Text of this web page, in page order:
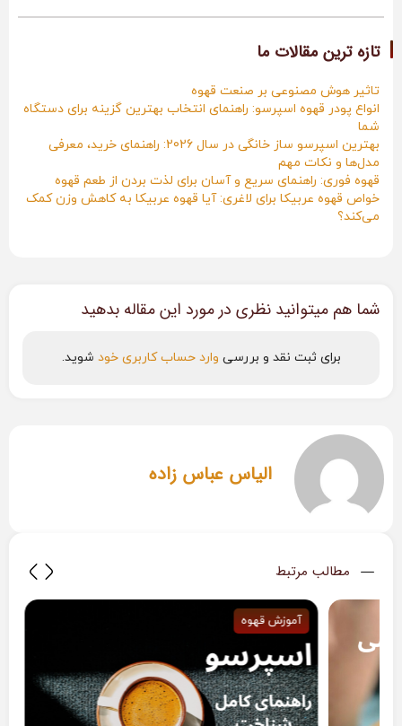
تازه ترین مقالات ما
تاثیر هوش مصنوعی بر صنعت قهوه
انواع پودر قهوه اسپرسو: راهنمای انتخاب بهترین گزینه برای دستگاه
شما
بهترین اسپرسو ساز خانگی در سال 2026: راهنمای خرید، معرفی
مدل‌ها و نکات مهم
قهوه فوری: راهنمای سریع و آسان برای لذت بردن از طعم قهوه
خواص قهوه عربیکا برای لاغری: آیا قهوه عربیکا به کاهش وزن کمک
می‌کند؟
شما هم میتوانید نظری در مورد این مقاله بدهید
برای ثبت نقد و بررسی وارد حساب کاربری خود شوید.
الیاس عباس زاده
مطالب مرتبط
آموزش قهوه